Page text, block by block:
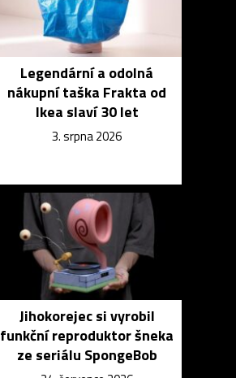
Legendární a odolná
nákupní taška Frakta od
Ikea slaví 30 let
3. srpna 2026
Jihokorejec si vyrobil
funkční reproduktor šneka
ze seriálu SpongeBob